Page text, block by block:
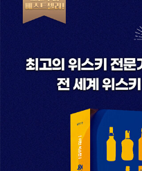
고 순위를 매기지도 않는다.
부터 위스키에 얽힌 독특한
치솟는 물가와 가격 거품을 주
1가지 리스트는 위스키에 갓
스키를 들이고 싶어 하는 소믈
행을 하다 보면 어느새 자신에
랑이 되어 있을 것이다.
입맛에 맞는 위스키가 최고의